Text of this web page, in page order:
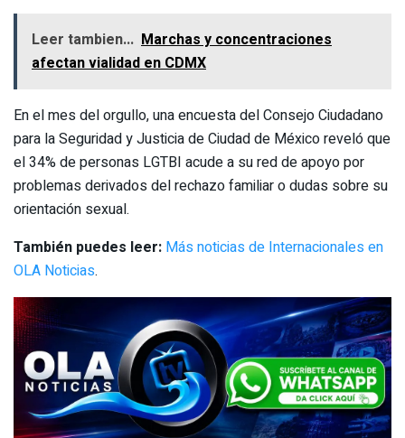
Leer tambien... Marchas y concentraciones
afectan vialidad en CDMX
En el mes del orgullo, una encuesta del Consejo Ciudadano
para la Seguridad y Justicia de Ciudad de México reveló que
el 34% de personas LGTBI acude a su red de apoyo por
problemas derivados del rechazo familiar o dudas sobre su
orientación sexual.
También puedes leer: Más noticias de Internacionales en
OLA Noticias.